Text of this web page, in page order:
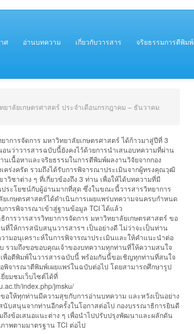
ศ อ่านบทความ เกี่ยวกับวารสาร จริยธรรมการตีพิมพ์
าลัยเกษตรศาสตร์ ประจำเดือนกรกฎาคม – ธันวาคม
รจัดการ มหาวิทยาลัยเกษตรศาสตร์ ได้ก้าวมาสู่ปีที่ 3
นว่าวารสารฉบับนี้ยังคงไว้ด้วยการนำเสนอบทความที่ผ่าน
นเนื้อหาและจริยธรรมในการตีพิมพ์ผลงานวิจัยจากกอง
คร่งครัด รวมถึงได้รับการพิจารณาประเมินจากผู้ทรงคุณวุฒิ
วิชาต่าง ๆ ที่เกี่ยวข้องถึง 3 ท่าน เพื่อให้ได้บทความที่มี
ระโยชน์กับผู้อ่านมากที่สุด ซึ่งในขณะนี้วารสารวิทยาการ
ยเกษตรศาสตร์ได้ดำเนินการเผยแพร่บทความจนครบกำหนด
การพิจารณาเข้าสู่ฐานข้อมูล TCI ได้แล้ว
วารสารวิทยาการจัดการ มหาวิทยาลัยเกษตรศาสตร์ ขอ
ให้การสนับสนุนวารสารฯ เป็นอย่างดี ไม่ว่าจะเป็นท่าน
มอนุเคราะห์ในการพิจารณาประเมินและให้คำแนะนำต่อ
รวมถึงขอขอบคุณเจ้าของบทความทุกท่านที่ให้ความสนใจ
พื่อตีพิมพ์ในวารสารฉบับนี้ พร้อมกันนี้ขอเชิญทุกท่านที่สนใจ
พิจารณาตีพิมพ์เผยแพร่ในฉบับต่อไป โดยสามารถศึกษารูป
ยมชมเว็บไซต์ได้ที่
index.php/jmsku/
ทุกท่านมีความสุขกับการอ่านบทความ และหวังเป็นอย่าง
นับสนุนจากท่านอีกครั้งในโอกาสต่อไป กองบรรณาธิการยินดี
งข้อเสนอแนะต่าง ๆ เพื่อนำไปปรับปรุงพัฒนาและผลักดัน
าพตามมาตรฐาน TCI ต่อไป